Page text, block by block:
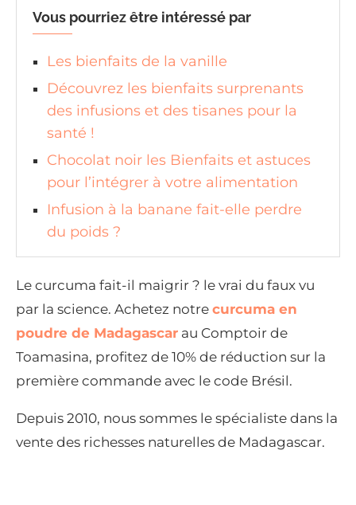
Vous pourriez être intéressé par
Les bienfaits de la vanille
Découvrez les bienfaits surprenants
des infusions et des tisanes pour la
santé !
Chocolat noir les Bienfaits et astuces
pour l’intégrer à votre alimentation
Infusion à la banane fait-elle perdre
du poids ?
Le curcuma fait-il maigrir ? le vrai du faux vu
par la science. Achetez notre curcuma en
poudre de Madagascar au Comptoir de
Toamasina, profitez de 10% de réduction sur la
première commande avec le code Brésil.
Depuis 2010, nous sommes le spécialiste dans la
vente des richesses naturelles de Madagascar.